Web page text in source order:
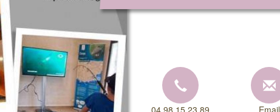
04 98 15 23 89 Email